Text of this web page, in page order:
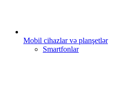
Mobil cihazlar və planşetlər
Smartfonlar